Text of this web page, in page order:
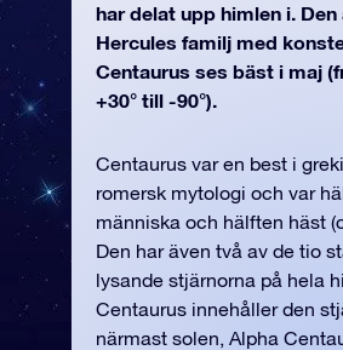
har delat upp himlen i. Den
Hercules familj med
Centaurus ses bäst i maj
+30° till -90°).
Centaurus var en best i
romersk mytologi och var
människa och hälften häst
Den har även två av de tio
lysande stjärnorna på hela
Centaurus innehåller den
närmast solen, Alpha